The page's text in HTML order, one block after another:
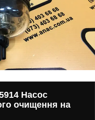
Насос
очищення на